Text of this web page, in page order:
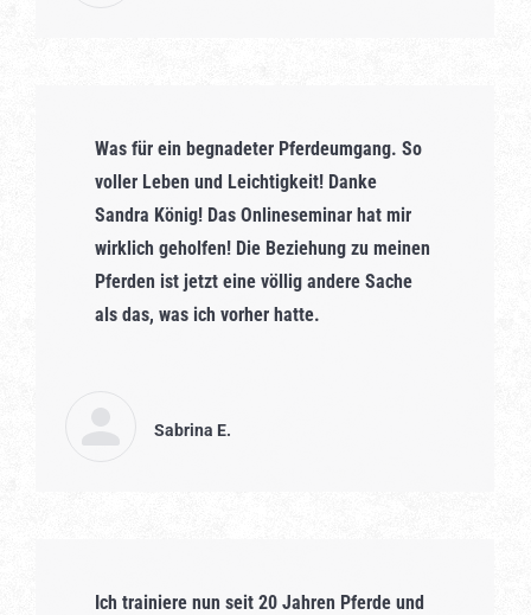
Was für ein begnadeter Pferdeumgang. So
voller Leben und Leichtigkeit! Danke
Sandra König! Das Onlineseminar hat mir
wirklich geholfen! Die Beziehung zu meinen
Pferden ist jetzt eine völlig andere Sache
als das, was ich vorher hatte.
Sabrina E.
Ich trainiere nun seit 20 Jahren Pferde und